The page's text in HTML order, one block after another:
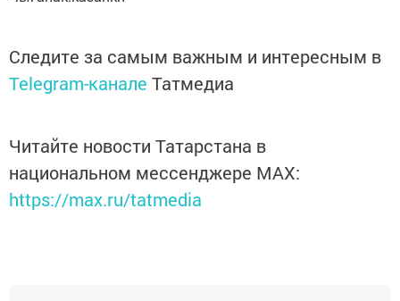
Следите за самым важным и интересным в
Telegram-канале Татмедиа
Читайте новости Татарстана в
национальном мессенджере MАХ:
https://max.ru/tatmedia